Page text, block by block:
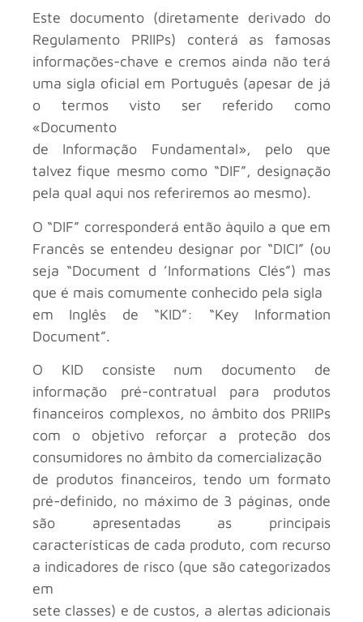
Este documento (diretamente derivado do
Regulamento PRIIPs) conterá as famosas
informações-chave e cremos ainda não terá
uma sigla oficial em Português (apesar de já
o termos visto ser referido como
«Documento
de Informação Fundamental», pelo que
talvez fique mesmo como “DIF”, designação
pela qual aqui nos referiremos ao mesmo).
O “DIF” corresponderá então àquilo a que em
Francês se entendeu designar por “DICI” (ou
seja “Document d ’Informations Clés”) mas
que é mais comumente conhecido pela sigla
em Inglês de “KID”: “Key Information
Document”.
O KID consiste num documento de
informação pré-contratual para produtos
financeiros complexos, no âmbito dos PRIIPs
com o objetivo reforçar a proteção dos
consumidores no âmbito da comercialização
de produtos financeiros, tendo um formato
pré-definido, no máximo de 3 páginas, onde
são apresentadas as principais
características de cada produto, com recurso
a indicadores de risco (que são categorizados
em
sete classes) e de custos, a alertas adicionais